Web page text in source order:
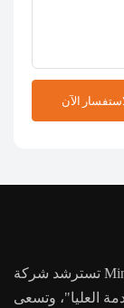
الآن
تسترشد شركة Mingjian Group بفلسفة
العليا"، وتسعى